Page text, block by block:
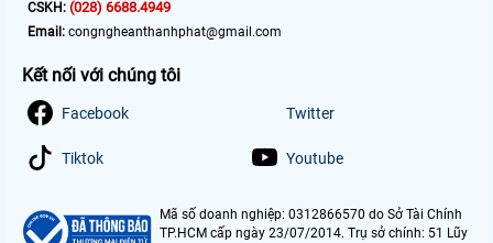
CSKH: (028) 6688.4949
Email: congngheanthanhphat@gmail.com
Kết nối với chúng tôi
Facebook Twitter
Tiktok Youtube
Mã số doanh nghiệp: 0312866570 do Sở Tài Chính
TP.HCM cấp ngày 23/07/2014. Trụ sở chính: 51 Lũy